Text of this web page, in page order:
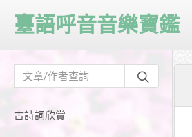
古詩詞欣賞
臺語呼音音樂寶鑑